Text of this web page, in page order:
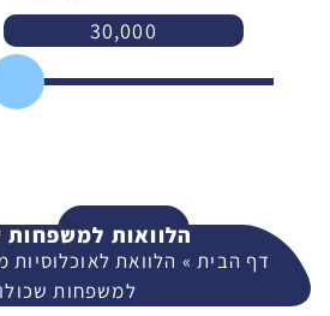
30,000
המשך
הלוואות למשפחות
דף הבית » הלוואת לאוכלוסיות
למשפחות